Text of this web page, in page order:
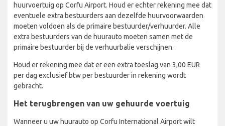
huurvoertuig op Corfu Airport. Houd er echter rekening mee dat
eventuele extra bestuurders aan dezelfde huurvoorwaarden
moeten voldoen als de primaire bestuurder/verhuurder. Alle
extra bestuurders van de huurauto moeten samen met de
primaire bestuurder bij de verhuurbalie verschijnen.
Houd er rekening mee dat er een extra toeslag van 3,00 EUR
per dag exclusief btw per bestuurder in rekening wordt
gebracht.
Het terugbrengen van uw gehuurde voertuig
Wanneer u uw huurauto op Corfu International Airport wilt